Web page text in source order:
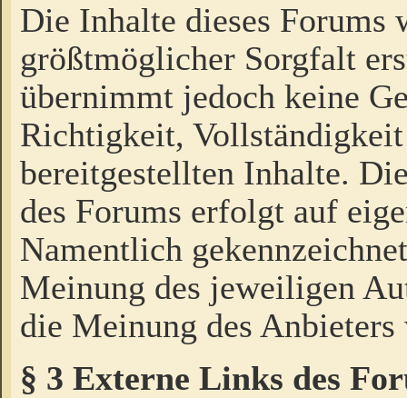
Die Inhalte dieses Forums
größtmöglicher Sorgfalt
übernimmt jedoch keine
Richtigkeit,
bereitgestellten Inhalte.
des Forums erfolgt auf
Namentlich
Meinung des jeweiligen
die Meinung des Anbieters
§ 3 Externe Links des